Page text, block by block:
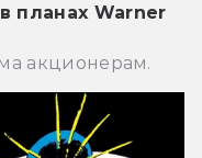
планах Warner
акционерам.